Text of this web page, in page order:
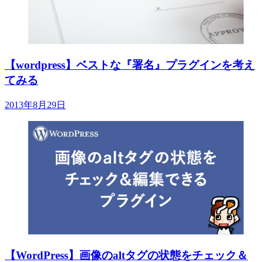
【wordpress】ベストな『署名』プラグインを考え
てみる
2013年8月29日
【WordPress】画像のaltタグの状態をチェック＆